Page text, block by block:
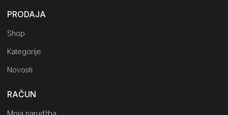
PRODAJA
Shop
Kategorije
Novosti
RAČUN